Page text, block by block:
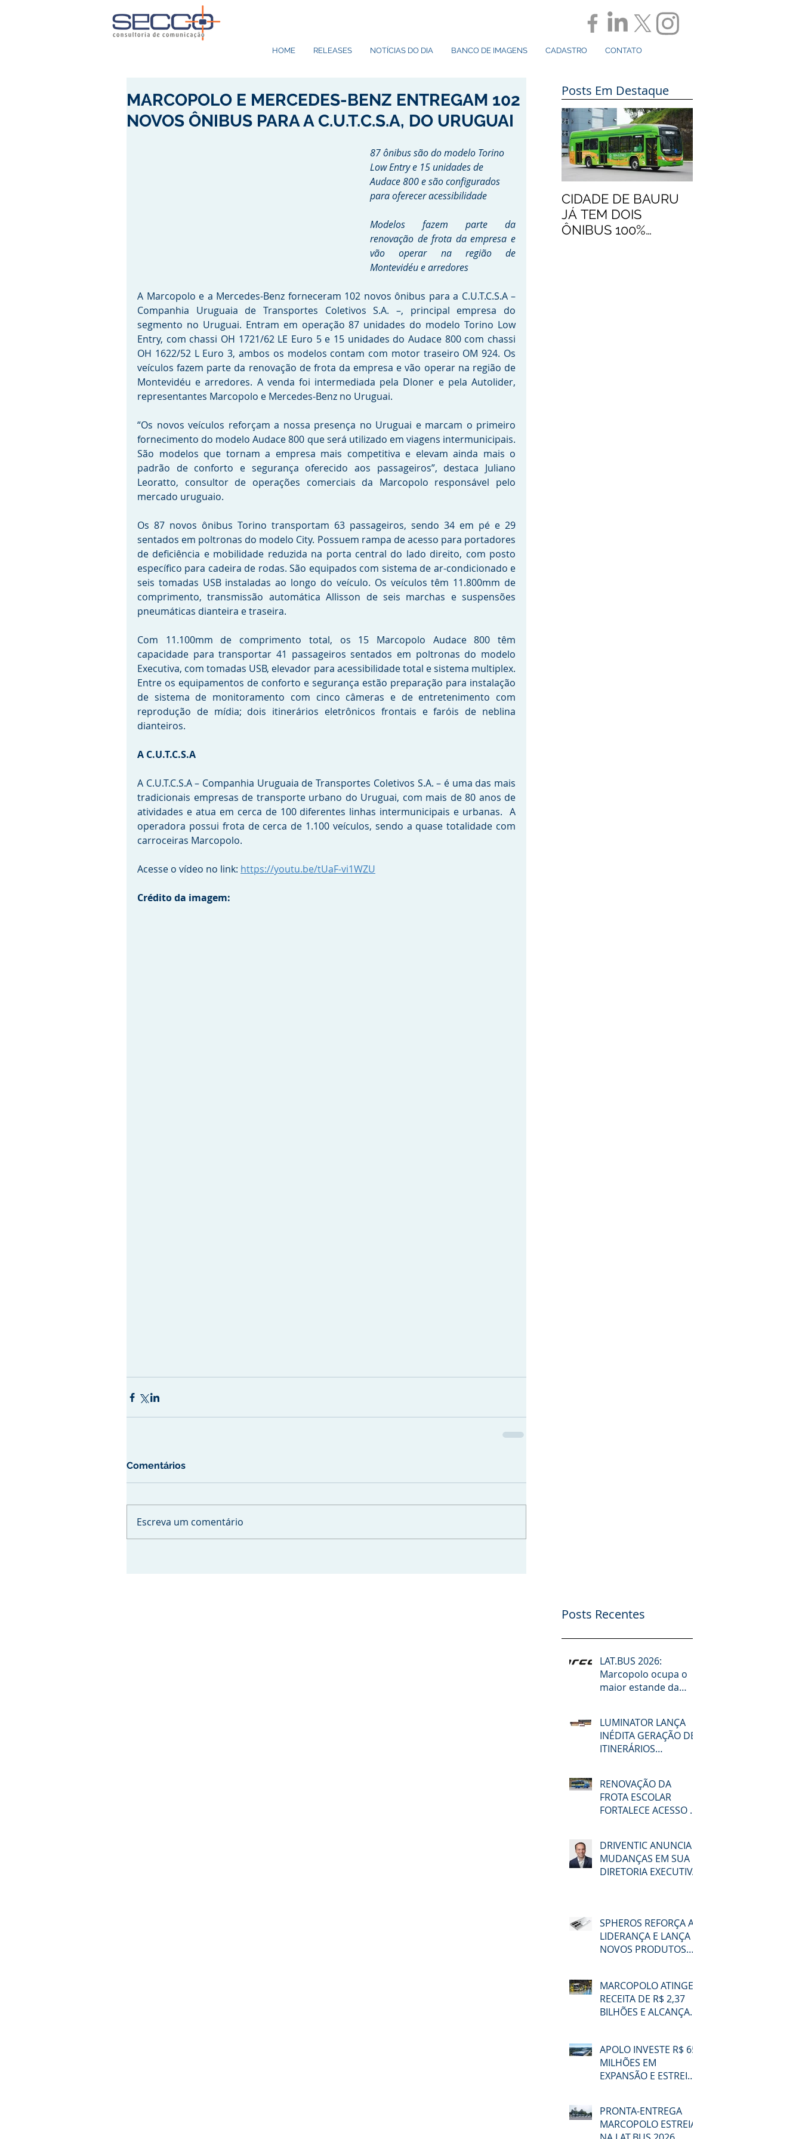
HOME RELEASES NOTÍCIAS DO DIA BANCO DE IMAGENS CADASTRO CONTATO
MARCOPOLO E MERCEDES-BENZ ENTREGAM 102
NOVOS ÔNIBUS PARA A C.U.T.C.S.A, DO URUGUAI
87 ônibus são do modelo Torino
Low Entry e 15 unidades de
Audace 800 e são configurados
para oferecer acessibilidade
Modelos fazem parte da
renovação de frota da empresa e
vão operar na região de
Montevidéu e arredores
A Marcopolo e a Mercedes-Benz forneceram 102 novos ônibus para a C.U.T.C.S.A –
Companhia Uruguaia de Transportes Coletivos S.A. –, principal empresa do
segmento no Uruguai. Entram em operação 87 unidades do modelo Torino Low
Entry, com chassi OH 1721/62 LE Euro 5 e 15 unidades do Audace 800 com chassi
OH 1622/52 L Euro 3, ambos os modelos contam com motor traseiro OM 924. Os
veículos fazem parte da renovação de frota da empresa e vão operar na região de
Montevidéu e arredores. A venda foi intermediada pela Dloner e pela Autolider,
representantes Marcopolo e Mercedes-Benz no Uruguai.
“Os novos veículos reforçam a nossa presença no Uruguai e marcam o primeiro
fornecimento do modelo Audace 800 que será utilizado em viagens intermunicipais.
São modelos que tornam a empresa mais competitiva e elevam ainda mais o
padrão de conforto e segurança oferecido aos passageiros”, destaca Juliano
Leoratto, consultor de operações comerciais da Marcopolo responsável pelo
mercado uruguaio.
Os 87 novos ônibus Torino transportam 63 passageiros, sendo 34 em pé e 29
sentados em poltronas do modelo City. Possuem rampa de acesso para portadores
de deficiência e mobilidade reduzida na porta central do lado direito, com posto
específico para cadeira de rodas. São equipados com sistema de ar-condicionado e
seis tomadas USB instaladas ao longo do veículo. Os veículos têm 11.800mm de
comprimento, transmissão automática Allisson de seis marchas e suspensões
pneumáticas dianteira e traseira.
Com 11.100mm de comprimento total, os 15 Marcopolo Audace 800 têm
capacidade para transportar 41 passageiros sentados em poltronas do modelo
Executiva, com tomadas USB, elevador para acessibilidade total e sistema multiplex.
Entre os equipamentos de conforto e segurança estão preparação para instalação
de sistema de monitoramento com cinco câmeras e de entretenimento com
reprodução de mídia; dois itinerários eletrônicos frontais e faróis de neblina
dianteiros.
A C.U.T.C.S.A
A C.U.T.C.S.A – Companhia Uruguaia de Transportes Coletivos S.A. – é uma das mais
tradicionais empresas de transporte urbano do Uruguai, com mais de 80 anos de
atividades e atua em cerca de 100 diferentes linhas intermunicipais e urbanas.  A
operadora possui frota de cerca de 1.100 veículos, sendo a quase totalidade com
carroceiras Marcopolo.
Acesse o vídeo no link: https://youtu.be/tUaF-vi1WZU
Crédito da imagem:
Comentários
Escreva um comentário
Posts Em Destaque
CIDADE DE BAURU
JÁ TEM DOIS
ÔNIBUS 100%
Posts Recentes
LAT.BUS 2026:
Marcopolo ocupa o
maior estande da
setor, futuro da
mobilidade,
descarbonização e
LUMINATOR LANÇA
INÉDITA GERAÇÃO DE
ITINERÁRIOS
RENOVAÇÃO DA
FROTA ESCOLAR
FORTALECE ACESSO À
MACAÉ
DRIVENTIC ANUNCIA
MUDANÇAS EM SUA
DIRETORIA EXECUTIVA
SPHEROS REFORÇA A
LIDERANÇA E LANÇA
NOVOS PRODUTOS
MARCOPOLO ATINGE
RECEITA DE R$ 2,37
BILHÕES E ALCANÇA
MERCADO BRASILEIRO
NO 2T26
APOLO INVESTE R$ 65
MILHÕES EM
EXPANSÃO E ESTREIA
PRONTA-ENTREGA
MARCOPOLO ESTREIA